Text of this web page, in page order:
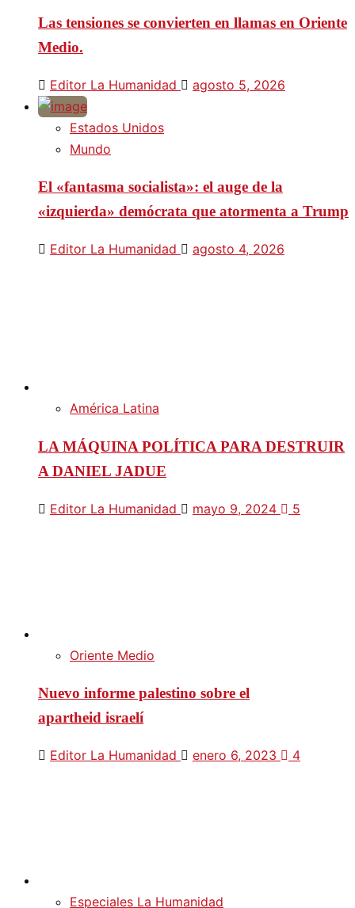
Las tensiones se convierten en llamas en Oriente
Medio.
Editor La Humanidad agosto 5, 2026
Estados Unidos
Mundo
El «fantasma socialista»: el auge de la
«izquierda» demócrata que atormenta a Trump
Editor La Humanidad agosto 4, 2026
América Latina
LA MÁQUINA POLÍTICA PARA DESTRUIR
A DANIEL JADUE
Editor La Humanidad mayo 9, 2024 5
Oriente Medio
Nuevo informe palestino sobre el
apartheid israelí
Editor La Humanidad enero 6, 2023 4
Especiales La Humanidad